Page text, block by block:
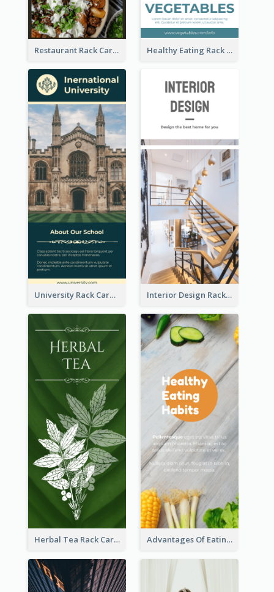
Restaurant Rack Card Healthy Eating Rack Card
University Rack Card Interior Design Rack Card
Herbal Tea Rack Card Advantages Of Eating Vegetables Rack Card